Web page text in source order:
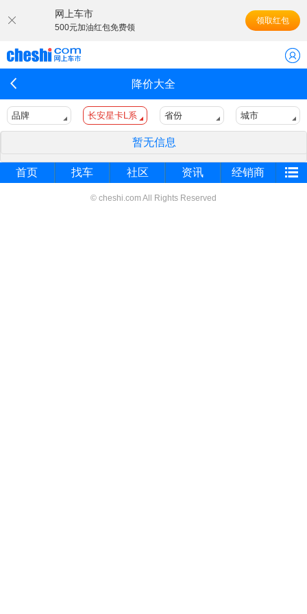
网上车市
500元加油红包免费领
领取红包
降价大全
品牌 长安星卡L系 省份 城市
暂无信息
首页 找车 社区 资讯 经销商
© cheshi.com All Rights Reserved